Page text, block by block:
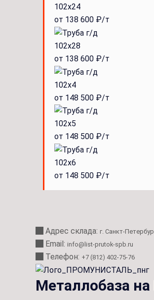
102x24
от 138 600 ₽/т
102x28
от 138 600 ₽/т
102x4
от 148 500 ₽/т
102x5
от 148 500 ₽/т
102x6
от 148 500 ₽/т
Адрес склада: г. Санкт-
Email: info@list-prutok-spb.ru
Телефон: +7 (812) 402-75-76
Металлобаза